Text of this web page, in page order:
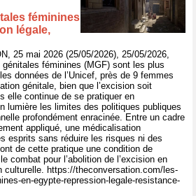
féminines
légale,
25 mai 2026 (25/05/2026), 25/05/2026,
féminines (MGF) sont les plus
données de l’Unicef, près de 9 femmes
génitale, bien que l’excision soit
elle continue de se pratiquer en
lumière les limites des politiques publiques
profondément enracinée. Entre un cadre
appliqué, une médicalisation
esprits sans réduire les risques ni des
de cette pratique une condition de
combat pour l’abolition de l’excision en
culturelle. https://theconversation.com/les-
en-egypte-repression-legale-resistance-